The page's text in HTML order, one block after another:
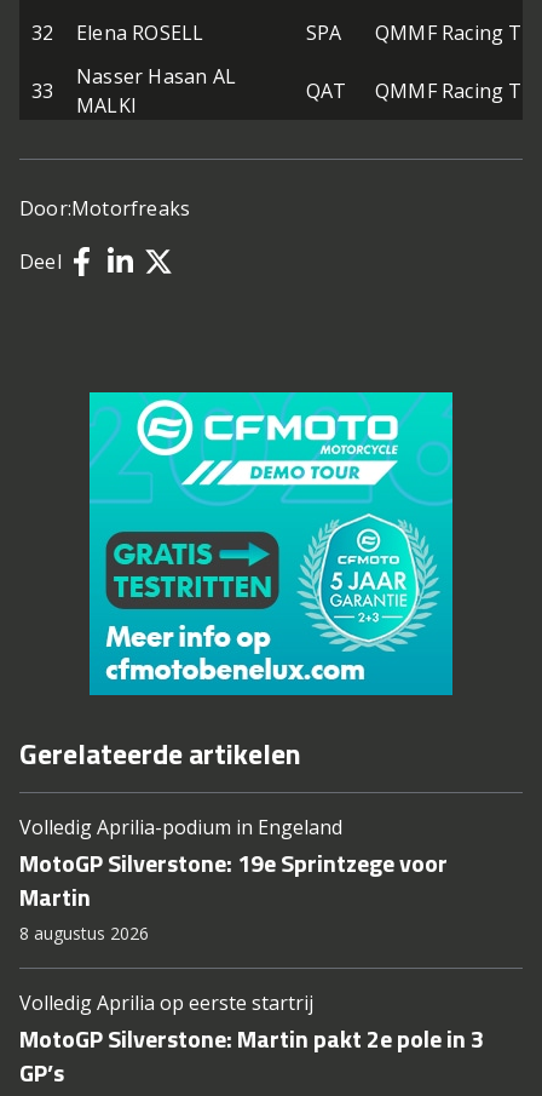
32 Elena ROSELL SPA QMMF Racing
33
Nasser Hasan AL
MALKI
QAT QMMF Racing
Door:Motorfreaks
Deel
Gerelateerde artikelen
Volledig Aprilia-podium in Engeland
MotoGP Silverstone: 19e Sprintzege voor
Martin
8 augustus 2026
Volledig Aprilia op eerste startrij
MotoGP Silverstone: Martin pakt 2e pole in 3
GP’s